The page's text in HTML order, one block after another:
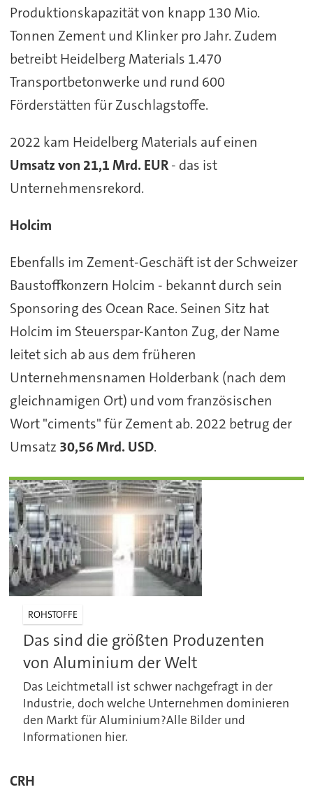
Produktionskapazität von knapp 130 Mio.
Tonnen Zement und Klinker pro Jahr. Zudem
betreibt Heidelberg Materials 1.470
Transportbetonwerke und rund 600
Förderstätten für Zuschlagstoffe.
2022 kam Heidelberg Materials auf einen
Umsatz von 21,1 Mrd. EUR- das ist
Unternehmensrekord.
Holcim
Ebenfalls im Zement-Geschäft ist der Schweizer
Baustoffkonzern Holcim - bekannt durch sein
Sponsoring des Ocean Race. Seinen Sitz hat
Holcim im Steuerspar-Kanton Zug, der Name
leitet sich ab aus dem früheren
Unternehmensnamen Holderbank (nach dem
gleichnamigen Ort) und vom französischen
Wort "ciments" für Zement ab. 2022 betrug der
Umsatz 30,56 Mrd. USD.
ROHSTOFFE
Das sind die größten Produzenten
von Aluminium der Welt
Das Leichtmetall ist schwer nachgefragt in der
Industrie, doch welche Unternehmen dominieren
den Markt für Aluminium?Alle Bilder und
Informationen hier.
CRH